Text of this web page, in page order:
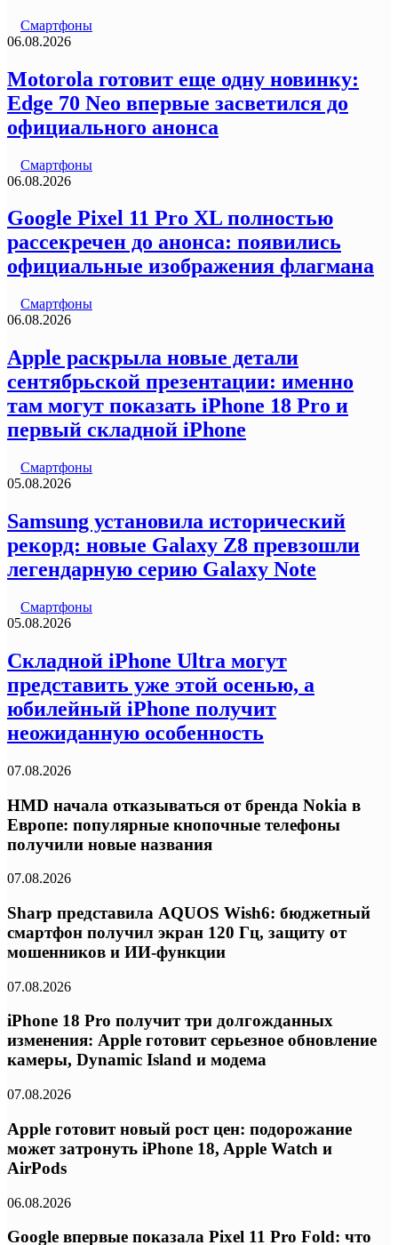
Смартфоны
06.08.2026
Motorola готовит еще одну новинку:
Edge 70 Neo впервые засветился до
официального анонса
Смартфоны
06.08.2026
Google Pixel 11 Pro XL полностью
рассекречен до анонса: появились
официальные изображения флагмана
Смартфоны
06.08.2026
Apple раскрыла новые детали
сентябрьской презентации: именно
там могут показать iPhone 18 Pro и
первый складной iPhone
Смартфоны
05.08.2026
Samsung установила исторический
рекорд: новые Galaxy Z8 превзошли
легендарную серию Galaxy Note
Смартфоны
05.08.2026
Складной iPhone Ultra могут
представить уже этой осенью, а
юбилейный iPhone получит
неожиданную особенность
07.08.2026
HMD начала отказываться от бренда Nokia в
Европе: популярные кнопочные телефоны
получили новые названия
07.08.2026
Sharp представила AQUOS Wish6: бюджетный
смартфон получил экран 120 Гц, защиту от
мошенников и ИИ-функции
07.08.2026
iPhone 18 Pro получит три долгожданных
изменения: Apple готовит серьезное обновление
камеры, Dynamic Island и модема
07.08.2026
Apple готовит новый рост цен: подорожание
может затронуть iPhone 18, Apple Watch и
AirPods
06.08.2026
Google впервые показала Pixel 11 Pro Fold: что